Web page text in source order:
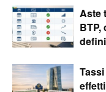
Aste
BTP,